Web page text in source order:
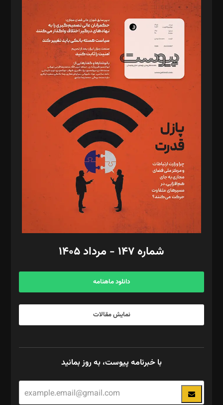
مدیر مسئول: محمدباقر اثنی‌عشری
سردبیر: مهرک محمودی
دبیر تحریریه: میثم قاسمی
د‌بیر ناداستان: سمانه سمیع
د‌بیر خدمت و تجارت: ابوالفضل رجبی
د‌بیر حقوق فناوری: حسام‌الدین ایپکچی
د‌بیر پیوست جهان: مینا پاکدل
د‌بیر تحریریه آنلاین: بابک نقاش
تحریریه‌: مجتبی محمود‌ی، آرش برهمند، یسنا امان‌پور، سروش کرمیان،
مصطفی مسجدی آرانی، ابوالفضل رجبی، زهرا فکرانه، فائزه فتحی
رستمی،مصطفی باستان
ویرایش: نگار استاد‌‌آقا
طراح یونیفرم: مجید توکلی
فیلمبرداری و عکاسی: امیر شفیعی، مانی لطفی زاده
گرافیک و صفحه‌آرایی: سید‌سبحان‌علی ثابت
مد‌یر توسعه تجاری: کامبیز برید‌
امور مالی: شاپور رهبری، محمد‌ کاظمی‌نیا
آگهی و مشترکین: ۰۹۱۹۹۹۹۰۴۵۴
شماره ۱۴۷ - مرداد ۱۴۰۵
دانلود ماهنامه
نمایش مقالات
با خبرنامه پیوست، به روز بمانید